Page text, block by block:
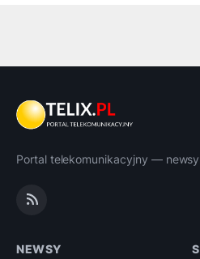
Portal telekomunikacyjny —
NEWSY